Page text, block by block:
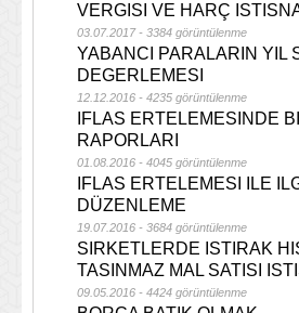
VERGISI VE HARÇ
03.07.2017 - 3384 görüntülenme
YABANCI PARALARIN YIL
DEGERLEMESI
12.12.2016 - 4235 görüntülenme
IFLAS ERTELEMESINDE
RAPORLARI
01.08.2016 - 4045 görüntülenme
IFLAS ERTELEMESI ILE
DÜZENLEME
19.07.2016 - 3684 görüntülenme
SIRKETLERDE ISTIRAK
TASINMAZ MAL SATISI
09.05.2016 - 4424 görüntülenme